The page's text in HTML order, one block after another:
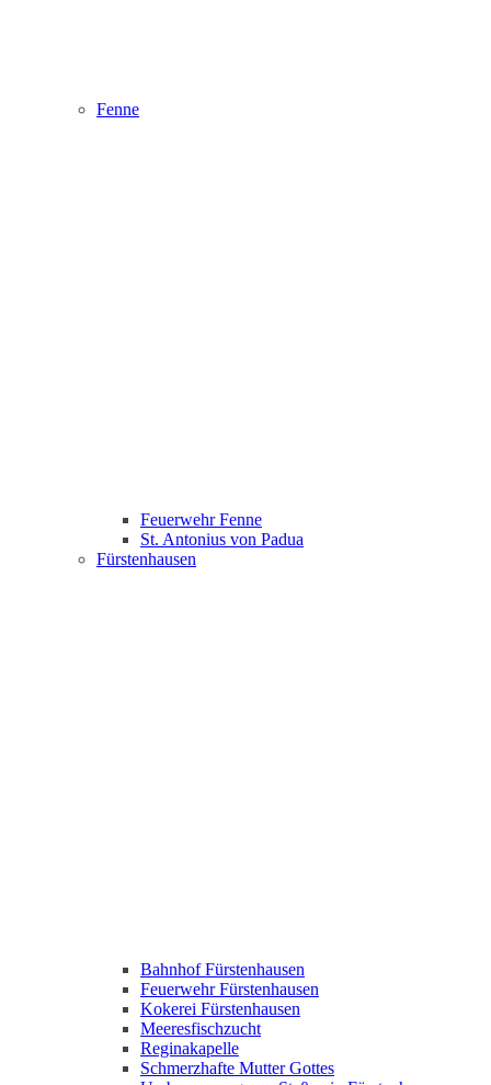
Fenne
Feuerwehr Fenne
St. Antonius von Padua
Fürstenhausen
Bahnhof Fürstenhausen
Feuerwehr Fürstenhausen
Kokerei Fürstenhausen
Meeresfischzucht
Reginakapelle
Schmerzhafte Mutter Gottes